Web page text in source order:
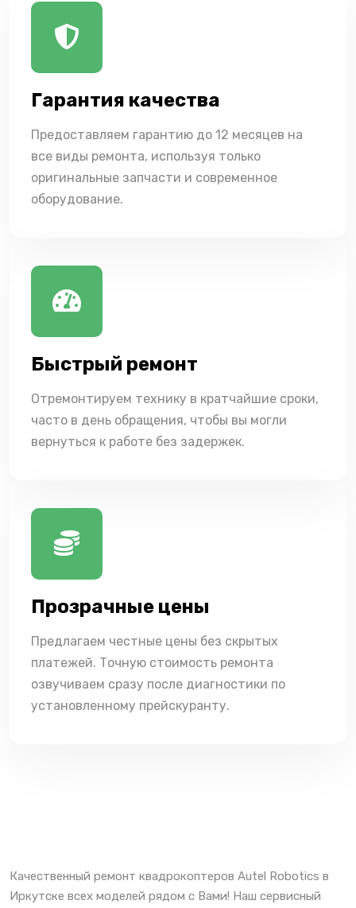
Гарантия качества
Предоставляем гарантию до 12 месяцев на
все виды ремонта, используя только
оригинальные запчасти и современное
оборудование.
Быстрый ремонт
Отремонтируем технику в кратчайшие сроки,
часто в день обращения, чтобы вы могли
вернуться к работе без задержек.
Прозрачные цены
Предлагаем честные цены без скрытых
платежей. Точную стоимость ремонта
озвучиваем сразу после диагностики по
установленному прейскуранту.
Качественный ремонт квадрокоптеров Autel Robotics в
Иркутске всех моделей рядом с Вами! Наш сервисный